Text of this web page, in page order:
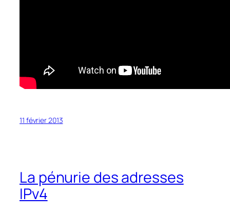
11 février 2013
La pénurie des adresses
IPv4